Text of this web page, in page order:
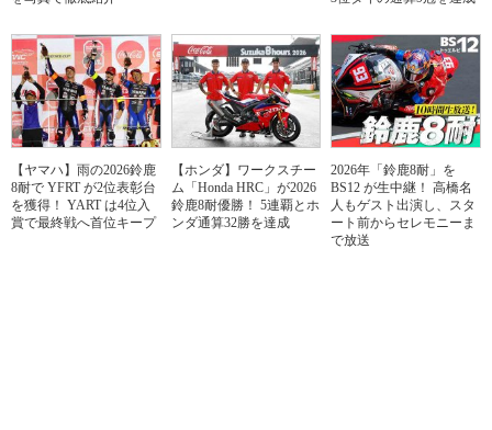
【ヤマハ】雨の2026鈴鹿
8耐で YFRT が2位表彰台
を獲得！ YART は4位入
賞で最終戦へ首位キープ
【ホンダ】ワークスチー
ム「Honda HRC」が2026
鈴鹿8耐優勝！ 5連覇とホ
ンダ通算32勝を達成
2026年「鈴鹿8耐」を
BS12 が生中継！ 高橋名
人もゲスト出演し、スタ
ート前からセレモニーま
で放送